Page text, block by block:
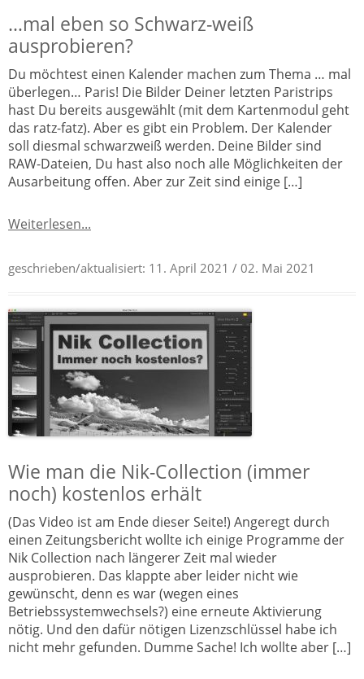
…mal eben so Schwarz-weiß
ausprobieren?
Du möchtest einen Kalender machen zum Thema … mal
überlegen… Paris! Die Bilder Deiner letzten Paristrips
hast Du bereits ausgewählt (mit dem Kartenmodul geht
das ratz-fatz). Aber es gibt ein Problem. Der Kalender
soll diesmal schwarzweiß werden. Deine Bilder sind
RAW-Dateien, Du hast also noch alle Möglichkeiten der
Ausarbeitung offen. Aber zur Zeit sind einige […]
Weiterlesen...
geschrieben/aktualisiert: 11. April 2021 / 02. Mai 2021
Wie man die Nik-Collection (immer
noch) kostenlos erhält
(Das Video ist am Ende dieser Seite!) Angeregt durch
einen Zeitungsbericht wollte ich einige Programme der
Nik Collection nach längerer Zeit mal wieder
ausprobieren. Das klappte aber leider nicht wie
gewünscht, denn es war (wegen eines
Betriebssystemwechsels?) eine erneute Aktivierung
nötig. Und den dafür nötigen Lizenzschlüssel habe ich
nicht mehr gefunden. Dumme Sache! Ich wollte aber […]